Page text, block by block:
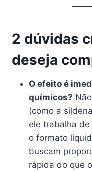
2 dúvidas
deseja
O efeito é
químicos?
(como a
ele trabalha
o formato
buscam
rápida do que